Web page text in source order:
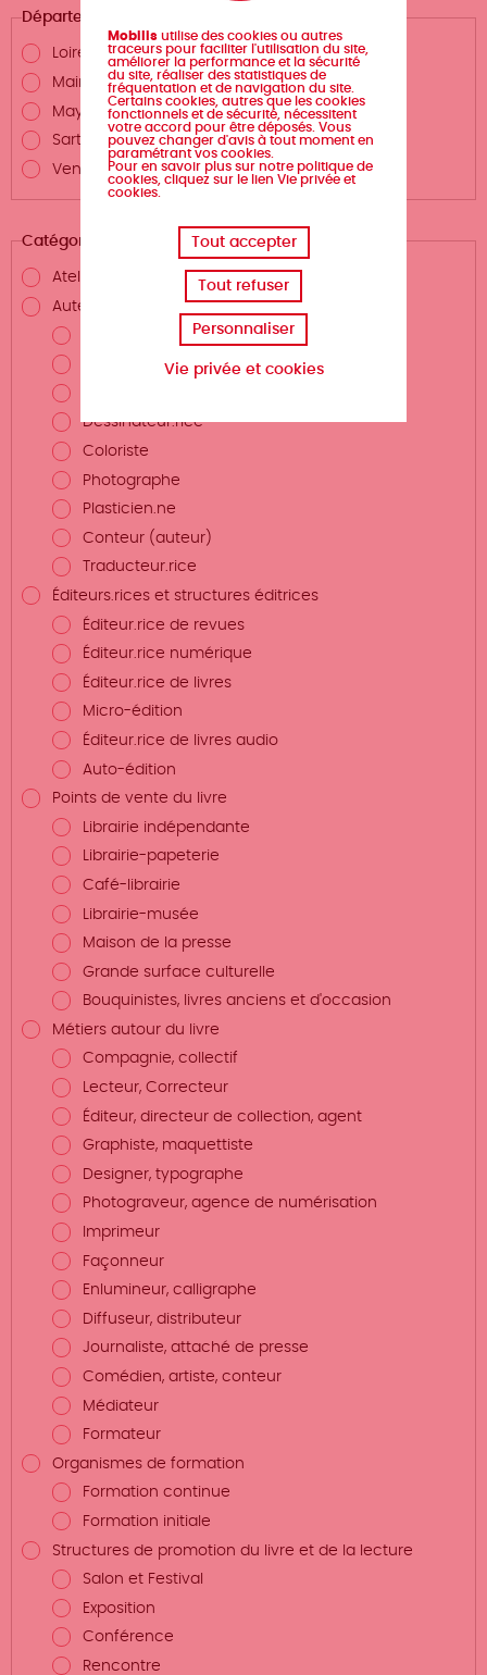
Département
Loire-Atlantique
Maine-et-Loire
Mayenne
Sarthe
Vendée
Catégories
Atelier d'écriture
Auteurs.rices et métiers de la création
Dessinateur.rice
Coloriste
Photographe
Plasticien.ne
Conteur (auteur)
Traducteur.rice
Éditeurs.rices et structures éditrices
Éditeur.rice de revues
Éditeur.rice numérique
Éditeur.rice de livres
Micro-édition
Éditeur.rice de livres audio
Auto-édition
Points de vente du livre
Librairie indépendante
Librairie-papeterie
Café-librairie
Librairie-musée
Maison de la presse
Grande surface culturelle
Bouquinistes, livres anciens et d'occasion
Métiers autour du livre
Compagnie, collectif
Lecteur, Correcteur
Éditeur, directeur de collection, agent
Graphiste, maquettiste
Designer, typographe
Photograveur, agence de numérisation
Imprimeur
Façonneur
Enlumineur, calligraphe
Diffuseur, distributeur
Journaliste, attaché de presse
Comédien, artiste, conteur
Médiateur
Formateur
Organismes de formation
Formation continue
Formation initiale
Structures de promotion du livre et de la lecture
Salon et Festival
Exposition
Conférence
Rencontre
Mobilis utilise des cookies ou autres
traceurs pour faciliter l'utilisation du site,
améliorer la performance et la sécurité
du site, réaliser des statistiques de
fréquentation et de navigation du site.
Certains cookies, autres que les cookies
fonctionnels et de sécurité, nécessitent
votre accord pour être déposés. Vous
pouvez changer d'avis à tout moment en
paramétrant vos cookies.
Pour en savoir plus sur notre politique de
cookies, cliquez sur le lien Vie privée et
cookies.
Tout accepter
Tout refuser
Personnaliser
Vie privée et cookies